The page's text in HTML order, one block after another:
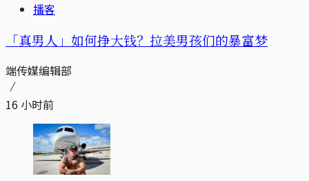
播客
「真男人」如何挣大钱？拉美男孩们的暴富梦
端传媒编辑部
16 小时前